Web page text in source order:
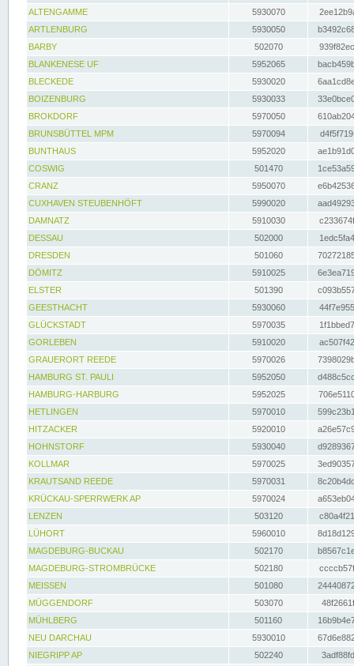
ALTENGAMME
5930070
ARTLENBURG
5930050
BARBY
502070
BLANKENESE UF
5952065
BLECKEDE
5930020
BOIZENBURG
5930033
BROKDORF
5970050
BRUNSBÜTTEL MPM
5970094
BUNTHAUS
5952020
COSWIG
501470
CRANZ
5950070
CUXHAVEN STEUBENHÖFT
5990020
DAMNATZ
5910030
DESSAU
502000
DRESDEN
501060
DÖMITZ
5910025
ELSTER
501390
GEESTHACHT
5930060
GLÜCKSTADT
5970035
GORLEBEN
5910020
GRAUERORT REEDE
5970026
HAMBURG ST. PAULI
5952050
HAMBURG-HARBURG
5952025
HETLINGEN
5970010
HITZACKER
5920010
HOHNSTORF
5930040
KOLLMAR
5970025
KRAUTSAND REEDE
5970031
KRÜCKAU-SPERRWERK AP
5970024
LENZEN
503120
LÜHORT
5960010
MAGDEBURG-BUCKAU
502170
MAGDEBURG-STROMBRÜCKE
502180
MEISSEN
501080
MÜGGENDORF
503070
MÜHLBERG
501160
NEU DARCHAU
5930010
NIEGRIPP AP
502240